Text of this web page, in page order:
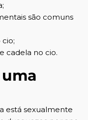
são comuns
cadela no cio.
está sexualmente